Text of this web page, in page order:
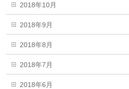
2018年10月
2018年9月
2018年8月
2018年7月
2018年6月